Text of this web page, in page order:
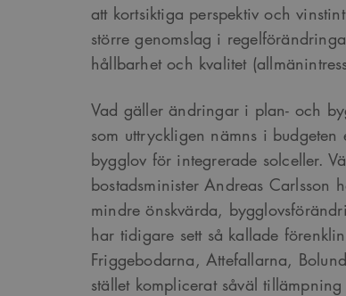
att kortsiktiga perspektiv och
större genomslag i
hållbarhet och kvalitet
Vad gäller ändringar i plan- och
som uttryckligen nämns i
bygglov för integrerade solceller.
bostadsminister Andreas Carlsson
mindre önskvärda,
har tidigare sett så kallade
Friggebodarna, Attefallarna,
stället komplicerat såväl